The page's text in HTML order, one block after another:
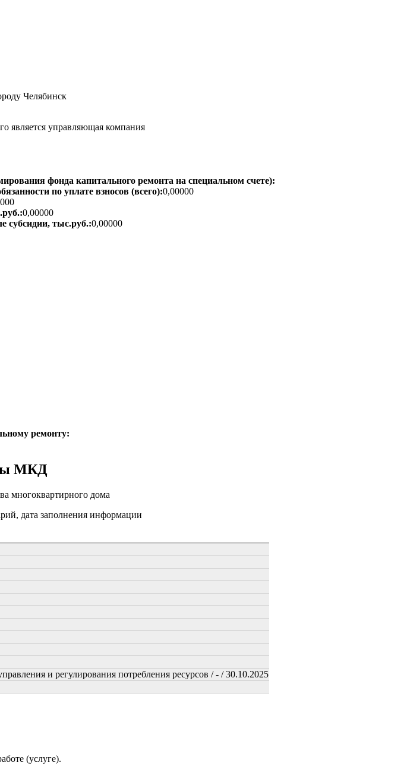
Челябинск
является управляющая компания
фонда капитального ремонта на специальном счете):
по уплате взносов (всего):0,00000
0,00000
субсидии, тыс.руб.:0,00000
ремонту:
МКД
многоквартирного дома
дата заполнения информации
и регулирования потребления ресурсов / - / 30.10.2025
(услуге).